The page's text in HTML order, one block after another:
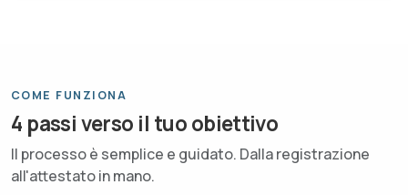
COME FUNZIONA
4 passi verso il tuo obiettivo
Il processo è semplice e guidato. Dalla registrazione
all'attestato in mano.